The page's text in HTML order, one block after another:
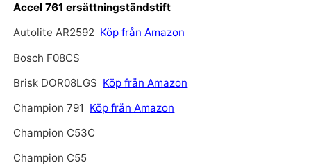
Accel 761 ersättningständstift
Autolite AR2592 Köp från Amazon
Bosch F08CS
Brisk DOR08LGS Köp från Amazon
Champion 791 Köp från Amazon
Champion C53C
Champion C55